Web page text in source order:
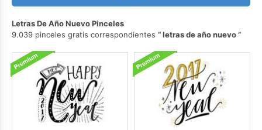
Letras De Año Nuevo Pinceles
9.039 pinceles gratis correspondientes
letras de año nuevo